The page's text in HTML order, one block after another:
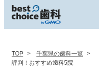
TOP 千葉県の歯科一覧
評判！おすすめ歯科5院